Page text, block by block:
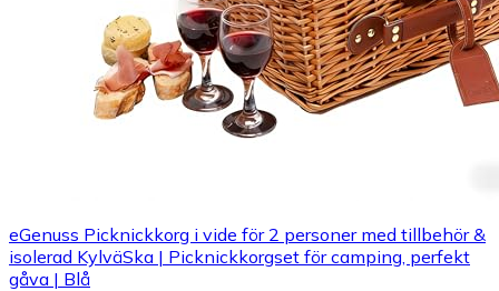
eGenuss Picknickkorg i vide för 2 personer med tillbehör &
isolerad KylväSka | Picknickkorgset för camping, perfekt
gåva | Blå